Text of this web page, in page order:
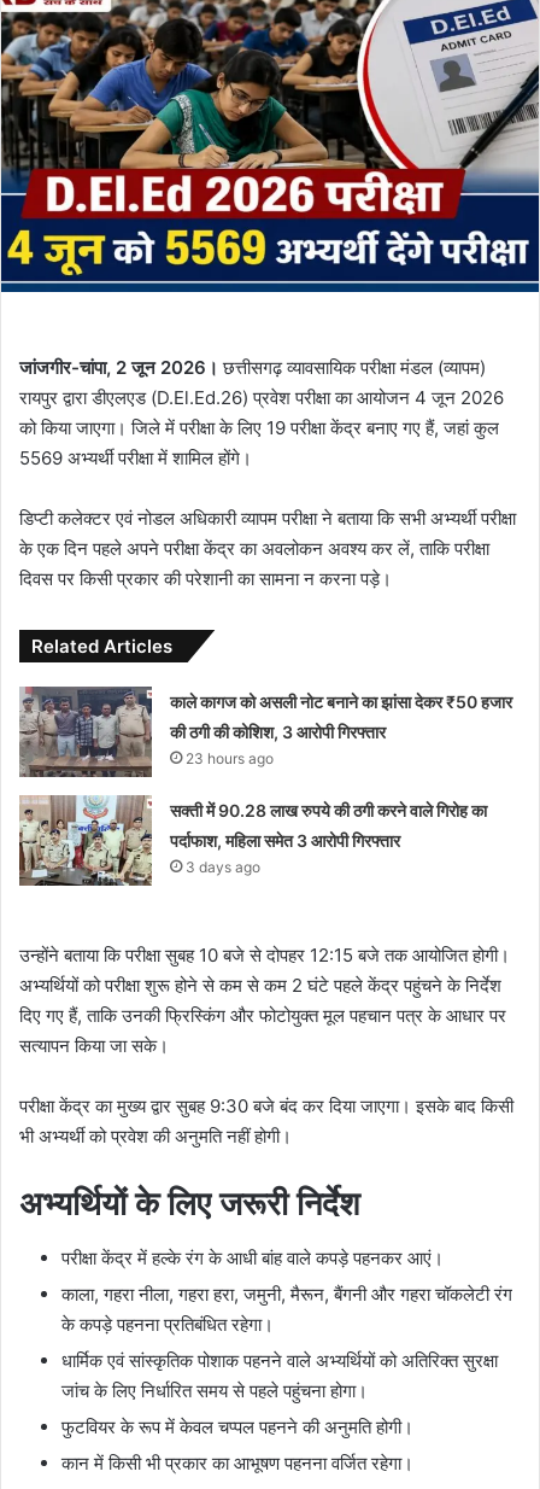
जांजगीर-चांपा, 2 जून 2026। छत्तीसगढ़ व्यावसायिक परीक्षा मंडल (व्यापम)
रायपुर द्वारा डीएलएड (D.El.Ed.26) प्रवेश परीक्षा का आयोजन 4 जून 2026
को किया जाएगा। जिले में परीक्षा के लिए 19 परीक्षा केंद्र बनाए गए हैं, जहां कुल
5569 अभ्यर्थी परीक्षा में शामिल होंगे।
डिप्टी कलेक्टर एवं नोडल अधिकारी व्यापम परीक्षा ने बताया कि सभी अभ्यर्थी परीक्षा
के एक दिन पहले अपने परीक्षा केंद्र का अवलोकन अवश्य कर लें, ताकि परीक्षा
दिवस पर किसी प्रकार की परेशानी का सामना न करना पड़े।
Related Articles
काले कागज को असली नोट बनाने का झांसा देकर ₹50 हजार
की ठगी की कोशिश, 3 आरोपी गिरफ्तार
23 hours ago
सक्ती में 90.28 लाख रुपये की ठगी करने वाले गिरोह का
पर्दाफाश, महिला समेत 3 आरोपी गिरफ्तार
3 days ago
उन्होंने बताया कि परीक्षा सुबह 10 बजे से दोपहर 12:15 बजे तक आयोजित होगी।
अभ्यर्थियों को परीक्षा शुरू होने से कम से कम 2 घंटे पहले केंद्र पहुंचने के निर्देश
दिए गए हैं, ताकि उनकी फ्रिस्किंग और फोटोयुक्त मूल पहचान पत्र के आधार पर
सत्यापन किया जा सके।
परीक्षा केंद्र का मुख्य द्वार सुबह 9:30 बजे बंद कर दिया जाएगा। इसके बाद किसी
भी अभ्यर्थी को प्रवेश की अनुमति नहीं होगी।
अभ्यर्थियों के लिए जरूरी निर्देश
परीक्षा केंद्र में हल्के रंग के आधी बांह वाले कपड़े पहनकर आएं।
काला, गहरा नीला, गहरा हरा, जमुनी, मैरून, बैंगनी और गहरा चॉकलेटी रंग
के कपड़े पहनना प्रतिबंधित रहेगा।
धार्मिक एवं सांस्कृतिक पोशाक पहनने वाले अभ्यर्थियों को अतिरिक्त सुरक्षा
जांच के लिए निर्धारित समय से पहले पहुंचना होगा।
फुटवियर के रूप में केवल चप्पल पहनने की अनुमति होगी।
कान में किसी भी प्रकार का आभूषण पहनना वर्जित रहेगा।